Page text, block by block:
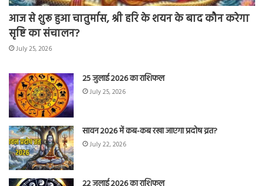
आज से शुरू हुआ चातुर्मास, श्री हरि के शयन के बाद कौन करेगा
सृष्टि का संचालन?
July 25, 2026
25 जुलाई 2026 का राशिफल
July 25, 2026
सावन 2026 में कब-कब रखा जाएगा प्रदोष व्रत?
July 22, 2026